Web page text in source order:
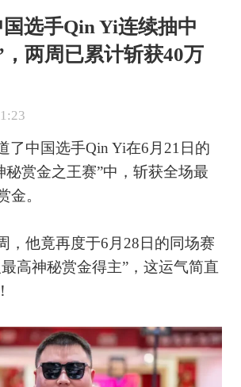
选手Qin Yi连续抽中
两周已累计斩获40万
了中国选手Qin Yi在6月21日的
秘赏金之王赛”中，斩获全场最
金。
，他竟再度于6月28日的同场赛
高神秘赏金得主”，这运气简直